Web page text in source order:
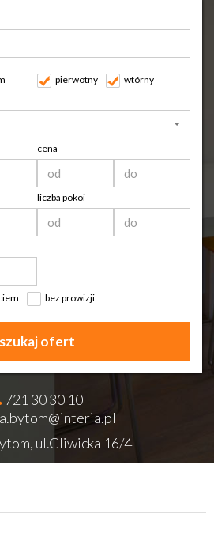
pierwotny
wtórny
cena
liczba pokoi
bez prowizji
szukaj ofert
721 30 30 10
ul.Gliwicka 16/4